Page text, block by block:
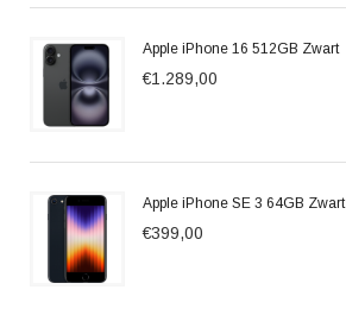
Apple iPhone 16 512GB Zwart
€1.289,00
Apple iPhone SE 3 64GB Zwart
€399,00